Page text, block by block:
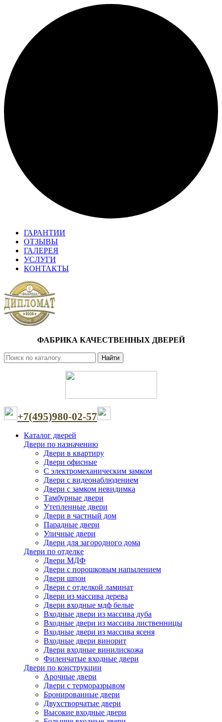
ГАРАНТИИ
ОТЗЫВЫ
ГАЛЕРЕЯ
УСЛУГИ
КОНТАКТЫ
ФАБРИКА КАЧЕСТВЕННЫХ ДВЕРЕЙ
Найти
+7(495)980-02-57
Каталог дверей
Двери по назначению
Двери в квартиру
Двери офисные
С электромеханическим замком
Двери с видеонаблюдением
Двери с замком невидимка
Тамбурные двери
Утепленные двери
Двери в частный дом
Парадные двери
Уличные двери
Двери для загородного дома
Двери по отделке
Двери МДФ
Двери с порошковым напылением
Двери шпон
Двери с отделкой ламинат
Двери из массива дерева
Двери входные мдф белые
Входные двери из массива дуба
Входные двери из массива лиственницы
Входные двери из массива ясеня
Входные двери винорит
Двери входные винилискожа
Филенчатые входные двери
Двери по конструкции
Арочные двери
Двери с терморазрывом
Бронированные двери
Двухстворчатые двери
Высокие входные двери